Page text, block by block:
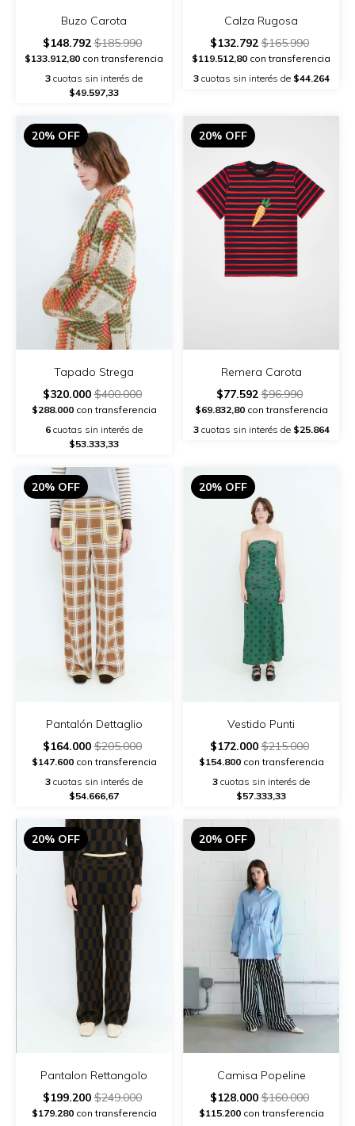
Buzo Carota
$148.792$185.990
$133.912,80 con transferencia
3 cuotas sin interés de
$49.597,33
Calza Rugosa
$132.792$165.990
$119.512,80 con transferencia
3cuotas sin interés de $44.264
20% OFF
Tapado Strega
$320.000$400.000
$288.000con transferencia
6 cuotas sin interés de
$53.333,33
20% OFF
Remera Carota
$77.592$96.990
$69.832,80con transferencia
3cuotas sin interés de $25.864
20% OFF
Pantalón Dettaglio
$164.000$205.000
$147.600con transferencia
3 cuotas sin interés de
$54.666,67
20% OFF
Vestido Punti
$172.000$215.000
$154.800con transferencia
3 cuotas sin interés de
$57.333,33
20% OFF
Pantalon Rettangolo
$199.200$249.000
$179.280con transferencia
20% OFF
Camisa Popeline
$128.000$160.000
$115.200con transferencia